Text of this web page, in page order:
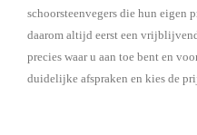
schoorsteenvegers die hun eigen
daarom altijd eerst een
precies waar u aan toe bent en
duidelijke afspraken en kies de